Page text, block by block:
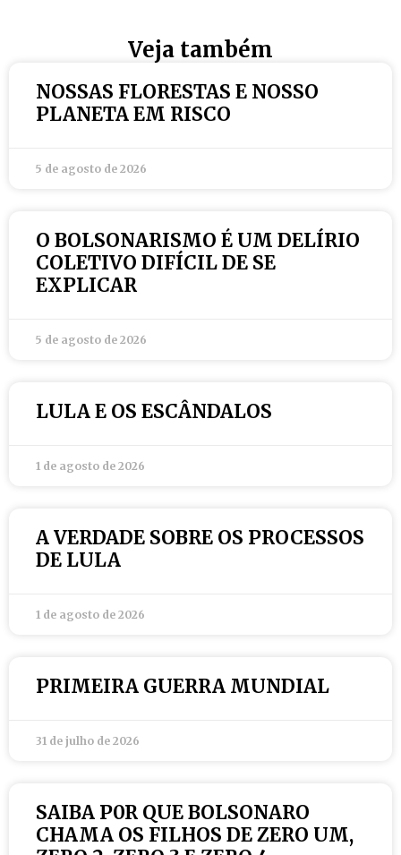
Veja também
NOSSAS FLORESTAS E NOSSO
PLANETA EM RISCO
5 de agosto de 2026
O BOLSONARISMO É UM DELÍRIO
COLETIVO DIFÍCIL DE SE
EXPLICAR
5 de agosto de 2026
LULA E OS ESCÂNDALOS
1 de agosto de 2026
A VERDADE SOBRE OS PROCESSOS
DE LULA
1 de agosto de 2026
PRIMEIRA GUERRA MUNDIAL
31 de julho de 2026
SAIBA P0R QUE BOLSONARO
CHAMA OS FILHOS DE ZERO UM,